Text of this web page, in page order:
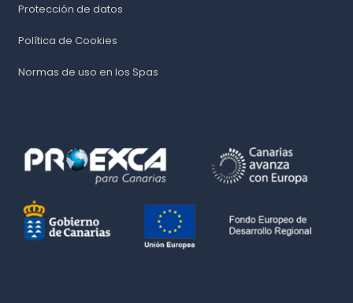
Protección de datos
Política de Cookies
Normas de uso en los Spas